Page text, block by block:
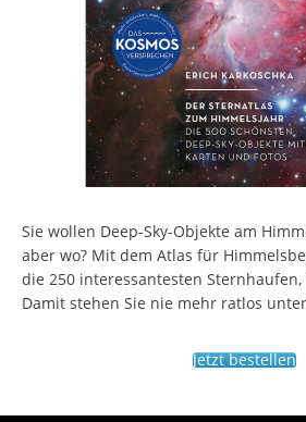
Sie wollen Deep-Sky-Objekte am
aber wo? Mit dem Atlas für
die 250 interessantesten
Damit stehen Sie nie mehr ratlos
Jetzt bestellen